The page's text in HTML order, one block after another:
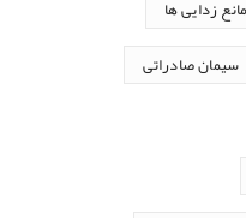
زدایی ها
سیمان صادراتی